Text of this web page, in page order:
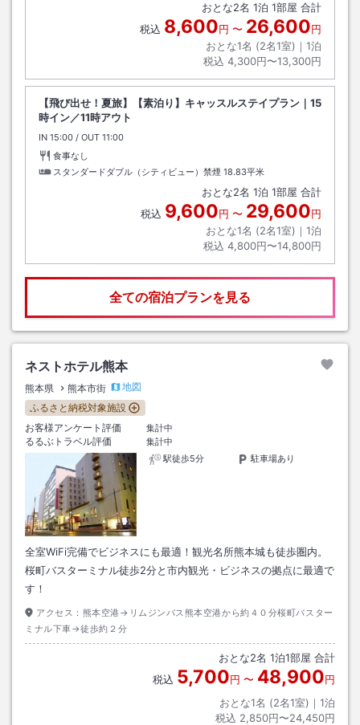
おとな2名 1泊 1部屋 合計
税込 8,600円 〜 26,600円
おとな1名 (2名1室)｜ 1泊
税込 4,300円〜13,300円
【飛び出せ！夏旅】【素泊り】キャッスルステイプラン｜15
時イン／11時アウト
IN チェックイン
15:00 / OUT チェックアウト
11:00
食事なし
スタンダードダブル（シティビュー）禁煙 18.83平米
おとな2名 1泊 1部屋 合計
税込 9,600円 〜 29,600円
おとな1名 (2名1室)｜ 1泊
税込 4,800円〜14,800円
全ての宿泊プランを見る
ネストホテル熊本
熊本県 熊本市街
地図
ふるさと納税対象施設
お客様アンケート評価
集計中
るるぶトラベル評価
集計中
駅徒歩5分
駐車場あり
全室WiFi完備でビジネスにも最適！観光名所熊本城も徒歩圏内。
桜町バスターミナル徒歩2分と市内観光・ビジネスの拠点に最適で
す！
アクセス： 熊本空港→リムジンバス熊本空港から約４０分桜町バスター
ミナル下車→徒歩約２分
おとな2名 1泊1部屋 合計
税込 5,700円 〜 48,900円
おとな1名 (2名1室)｜ 1泊
税込 2,850円〜24,450円